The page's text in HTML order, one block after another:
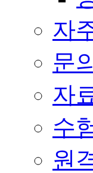
자
문
자
수
원